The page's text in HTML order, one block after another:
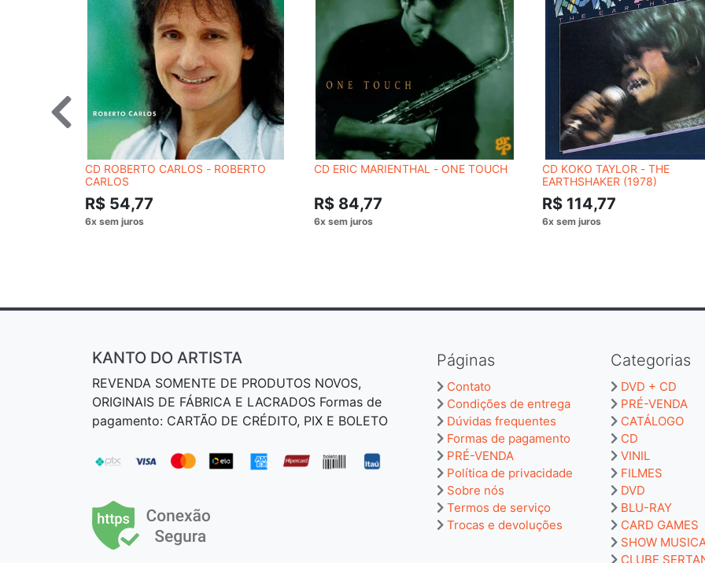
CD ROBERTO CARLOS - ROBERTO
CARLOS
R$ 54,77
CD ERIC MARIENTHAL - ONE TOUCH
R$ 84,77
CD KOKO TAYLOR - THE
EARTHSHAKER (1978)
R$ 114,77
Páginas
Contato
Condições de entrega
Dúvidas frequentes
Formas de pagamento
PRÉ-VENDA
Política de privacidade
Sobre nós
Termos de serviço
Trocas e devoluções
Categorias
DVD + CD
PRÉ-VENDA
CATÁLOGO
CD
VINIL
FILMES
DVD
BLU-RAY
CARD GAMES
SHOW
CLUBE
KANTO DO ARTISTA
REVENDA SOMENTE DE PRODUTOS NOVOS,
ORIGINAIS DE FÁBRICA E LACRADOS Formas de
pagamento: CARTÃO DE CRÉDITO, PIX E BOLETO